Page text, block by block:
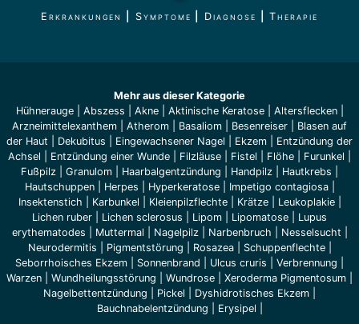
Erkrankungen Symptome Diagnose |Therapie
Mehr aus dieser Kategorie
Hühnerauge| Abszess Akne| Aktinische Keratose| Altersflecken|
Arzneimittelexanthem
Atherom Basaliom Besenreiser
Blasen auf
der Haut
Dekubitus Eingewachsener Nagel Ekzem
Entzündung der
Achsel
Entzündung einer Wunde Filzläuse Fistel Flöhe Furunkel
Fußpilz
Granulom Haarbalgentzündung Handpilz Hautkrebs
Hautschuppen| Herpes Hyperkeratose| Impetigo contagiosa|
Insektenstich
Karbunkel Kleienpilzflechte| Krätze| Leukoplakie|
Lichen ruber
Lichen sclerosus Lipom Lipomatose
Lupus
erythematodes
Muttermal Nagelpilz| Narbenbruch Nesselsucht
Neurodermitis
Pigmentstörung Rosazea| Schuppenflechte|
Seborrhoisches Ekzem
Sonnenbrand Ulcus cruris Verbrennung
Warzen
Wundheilungsstörung Wundrose Xeroderma Pigmentosum
Nagelbettentzündung
Pickel Dyshidrotisches Ekzem
Bauchnabelentzündung
Erysipel